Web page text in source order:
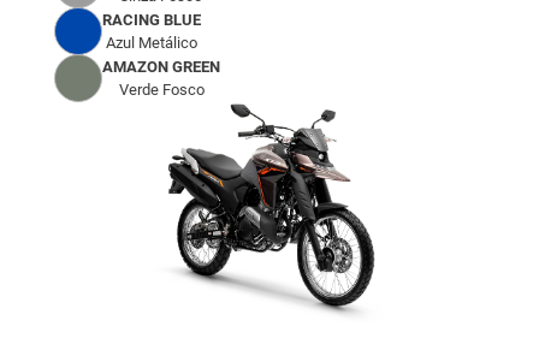
RACING BLUE
Azul Metálico
AMAZON GREEN
Verde Fosco